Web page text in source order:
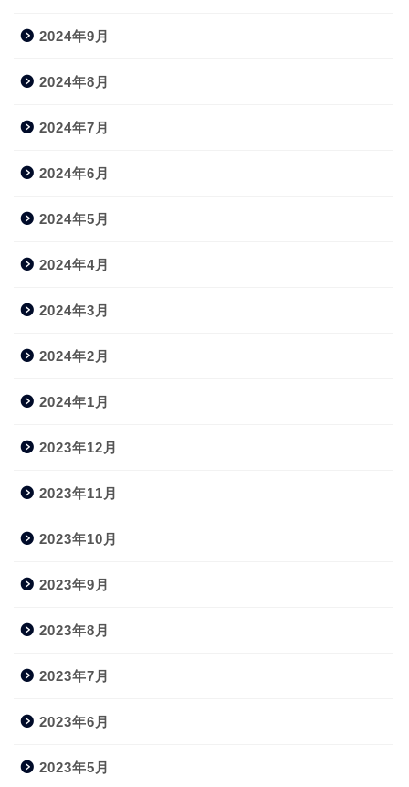
2024年9月
2024年8月
2024年7月
2024年6月
2024年5月
2024年4月
2024年3月
2024年2月
2024年1月
2023年12月
2023年11月
2023年10月
2023年9月
2023年8月
2023年7月
2023年6月
2023年5月